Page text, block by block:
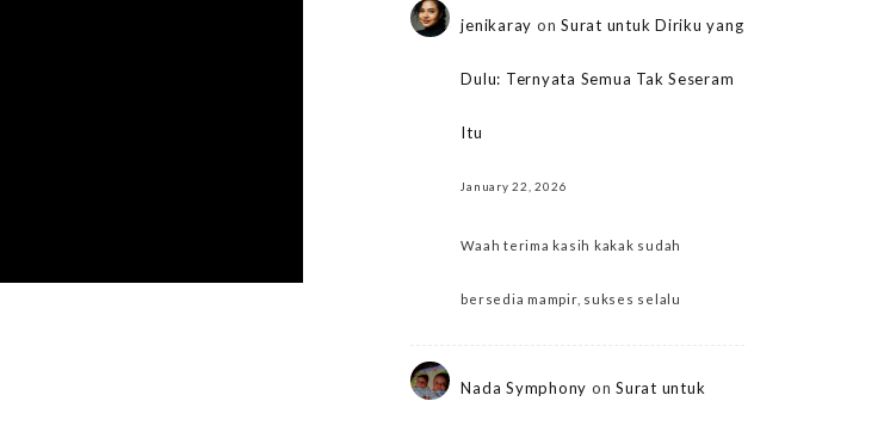
jenikaray on Surat untuk Diriku yang
Dulu: Ternyata Semua Tak Seseram
Itu
January 22, 2026
Waah terima kasih kakak sudah
bersedia mampir, sukses selalu
Nada Symphony on Surat untuk